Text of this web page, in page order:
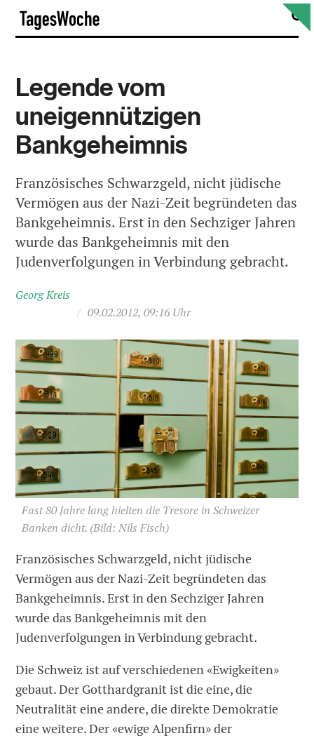
Skip
content
Legende vom
uneigennützigen
Bankgeheimnis
Französisches Schwarzgeld, nicht jüdische
Vermögen aus der Nazi-Zeit begründeten das
Bankgeheimnis. Erst in den Sechziger Jahren
wurde das Bankgeheimnis mit den
Judenverfolgungen in Verbindung gebracht.
Georg Kreis
/ 09.02.2012, 09:16 Uhr
Fast 80 Jahre lang hielten die Tresore in Schweizer
Banken dicht. (Bild: Nils Fisch)
Französisches Schwarzgeld, nicht jüdische
Vermögen aus der Nazi-Zeit begründeten das
Bankgeheimnis. Erst in den Sechziger Jahren
wurde das Bankgeheimnis mit den
Judenverfolgungen in Verbindung gebracht.
Die Schweiz ist auf verschiedenen «Ewigkeiten»
gebaut. Der Gotthardgranit ist die eine, die
Neutralität eine andere, die direkte Demokratie
eine weitere. Der «ewige Alpenfirn» der